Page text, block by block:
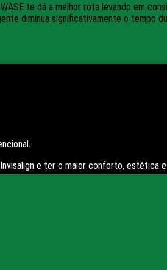
te dá a melhor rota levando em
diminua significativamente o tempo
e ter o maior conforto, estética